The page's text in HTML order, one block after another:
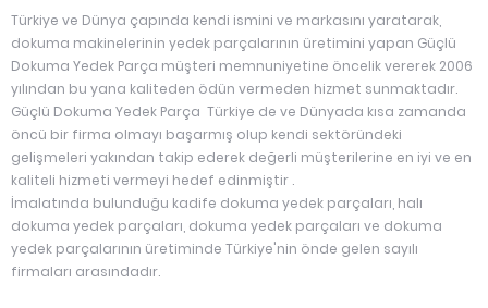
Türkiye ve Dünya çapında kendi ismini ve markasını yaratarak,
dokuma makinelerinin yedek parçalarının üretimini yapan Güçlü
Dokuma Yedek Parça müşteri memnuniyetine öncelik vererek 2006
yılından bu yana kaliteden ödün vermeden hizmet sunmaktadır.
Güçlü Dokuma Yedek Parça Türkiye de ve Dünyada kısa zamanda
öncü bir firma olmayı başarmış olup kendi sektöründeki
gelişmeleri yakından takip ederek değerli müşterilerine en iyi ve en
kaliteli hizmeti vermeyi hedef edinmiştir .
İmalatında bulunduğu kadife dokuma yedek parçaları, halı
dokuma yedek parçaları, dokuma yedek parçaları ve dokuma
yedek parçalarının üretiminde Türkiye'nin önde gelen sayılı
firmaları arasındadır.